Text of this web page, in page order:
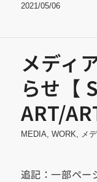
2021/05/06
メディ
らせ【
ART/
MEDIA WORK メ
追記：一部ペー